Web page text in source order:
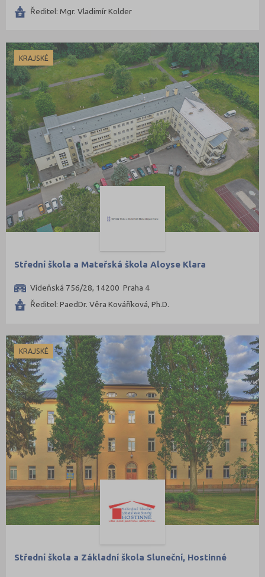
Ředitel: Mgr. Vladimír Kolder
KRAJSKÉ
Střední škola a Mateřská škola Aloyse Klara
Vídeňská 756/28, 14200 Praha 4
Ředitel: PaedDr. Věra Kováříková, Ph.D.
KRAJSKÉ
Střední škola a Základní škola Sluneční, Hostinné